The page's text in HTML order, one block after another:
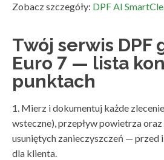
Zobacz szczegóły: DPF AI
Twój serwis DPF
Euro 7 — lista
punktach
1. Mierz i dokumentuj każde
wsteczne), przepływ powietrza
usuniętych zanieczyszczeń — przed
dla klienta.